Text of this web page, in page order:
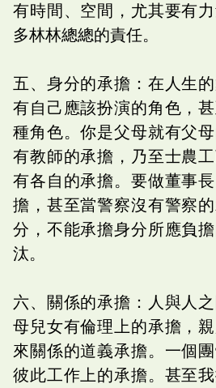
有時間、空間，尤其要有
多林林總總的責任。
五、身分的承擔：在人生
有自己應該扮演的角色，
種角色。你是父母就有父
有教師的承擔，乃至士農
有各自的承擔。要做董事
擔，甚至當警察沒有警察
分，不能承擔身分所應負
汰。
六、關係的承擔：人與人
母兒女有倫理上的承擔，
來關係的道義承擔。一個
彼此工作上的承擔。甚至